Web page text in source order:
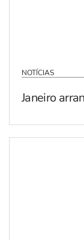
NOTÍCIAS
Janeiro